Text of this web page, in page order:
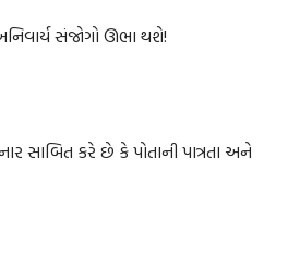
સંજોગો ઊભા થશે!
સાબિત કરે છે કે પોતાની પાત્રતા અને